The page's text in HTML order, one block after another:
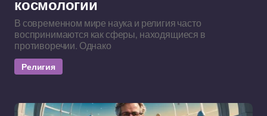
космологии
В современном мире наука и религия часто
воспринимаются как сферы, находящиеся в
противоречии. Однако
Религия